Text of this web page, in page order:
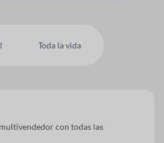
Toda la vida
con todas las